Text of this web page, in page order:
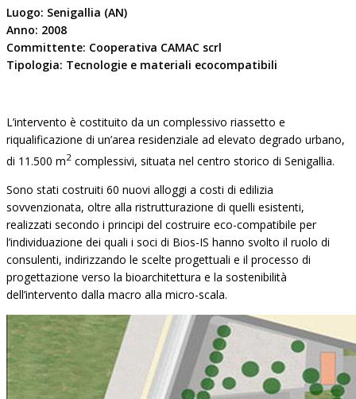
Luogo: Senigallia (AN)
Anno: 2008
Committente: Cooperativa CAMAC scrl
Tipologia: Tecnologie e materiali ecocompatibili
L’intervento è costituito da un complessivo riassetto e
riqualificazione di un’area residenziale ad elevato degrado urbano,
di 11.500 m2 complessivi, situata nel centro storico di Senigallia.
Sono stati costruiti 60 nuovi alloggi a costi di edilizia
sovvenzionata, oltre alla ristrutturazione di quelli esistenti,
realizzati secondo i principi del costruire eco-compatibile per
l’individuazione dei quali i soci di Bios-IS hanno svolto il ruolo di
consulenti, indirizzando le scelte progettuali e il processo di
progettazione verso la bioarchitettura e la sostenibilità
dell’intervento dalla macro alla micro-scala.